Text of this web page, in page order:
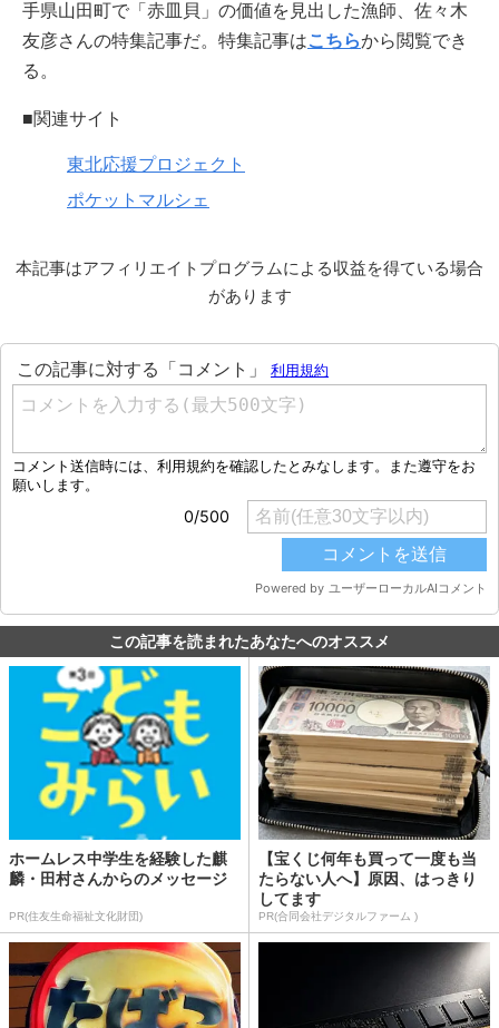
手県山田町で「赤皿貝」の価値を見出した漁師、佐々木
友彦さんの特集記事だ。特集記事はこちらから閲覧でき
る。
■関連サイト
東北応援プロジェクト
ポケットマルシェ
本記事はアフィリエイトプログラムによる収益を得ている場合
があります
この記事を読まれたあなたへのオススメ
ホームレス中学生を経験した麒
麟・田村さんからのメッセージ
PR(住友生命福祉文化財団)
【宝くじ何年も買って一度も当
たらない人へ】原因、はっきり
してます
PR(合同会社デジタルファーム )